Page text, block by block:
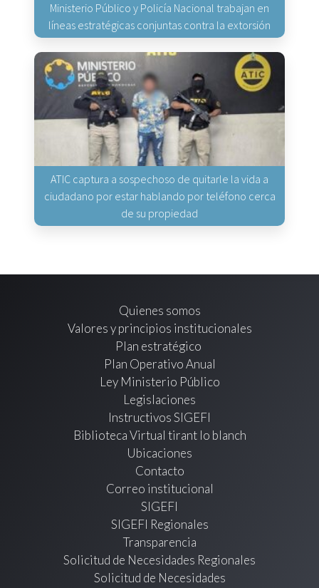
Ministerio Público y Policía Nacional trabajan en
líneas estratégicas conjuntas contra la extorsión
ATIC captura a sospechoso de quitarle la vida a
ciudadano por estar hablando por teléfono cerca
de su propiedad
Quienes somos
Valores y principios institucionales
Plan estratégico
Plan Operativo Anual
Ley Ministerio Público
Legislaciones
Instructivos SIGEFI
Biblioteca Virtual tirant lo blanch
Ubicaciones
Contacto
Correo institucional
SIGEFI
SIGEFI Regionales
Transparencia
Solicitud de Necesidades Regionales
Solicitud de Necesidades